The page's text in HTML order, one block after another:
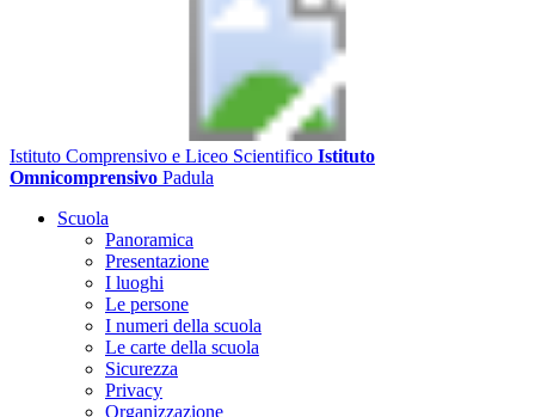
Istituto Comprensivo e Liceo Scientifico Istituto
Omnicomprensivo Padula
Scuola
Panoramica
Presentazione
I luoghi
Le persone
I numeri della scuola
Le carte della scuola
Sicurezza
Privacy
Organizzazione